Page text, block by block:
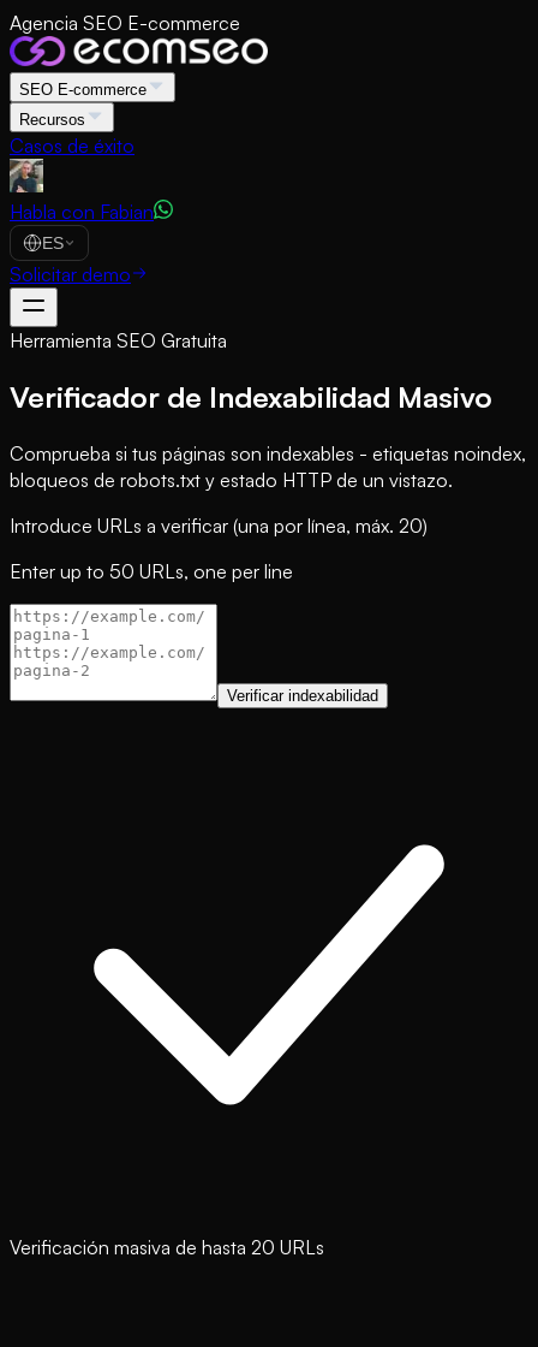
Agencia SEO E-commerce
SEO E-commerce
Recursos
Casos de éxito
Habla con Fabian
ES
Solicitar demo
Herramienta SEO Gratuita
Verificador de Indexabilidad Masivo
Comprueba si tus páginas son indexables - etiquetas noindex,
bloqueos de robots.txt y estado HTTP de un vistazo.
Introduce URLs a verificar (una por línea, máx. 20)
Enter up to 50 URLs, one per line
Verificar indexabilidad
Verificación masiva de hasta 20 URLs